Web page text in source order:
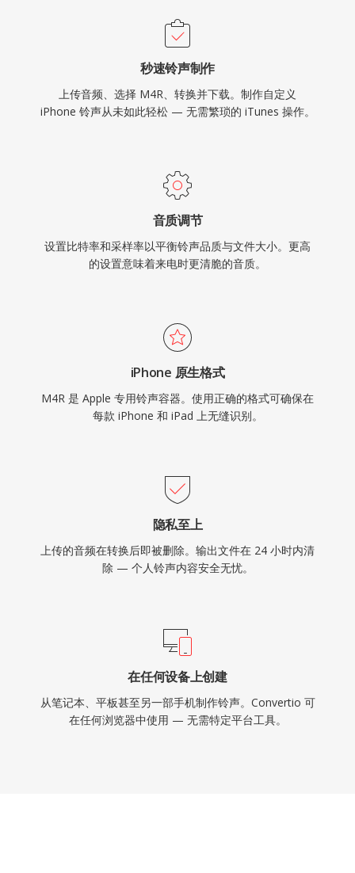
秒速铃声制作
上传音频、选择 M4R、转换并下载。制作自定义
iPhone 铃声从未如此轻松 — 无需繁琐的 iTunes 操作。
音质调节
设置比特率和采样率以平衡铃声品质与文件大小。更高
的设置意味着来电时更清脆的音质。
iPhone 原生格式
M4R 是 Apple 专用铃声容器。使用正确的格式可确保在
每款 iPhone 和 iPad 上无缝识别。
隐私至上
上传的音频在转换后即被删除。输出文件在 24 小时内清
除 — 个人铃声内容安全无忧。
在任何设备上创建
从笔记本、平板甚至另一部手机制作铃声。Convertio 可
在任何浏览器中使用 — 无需特定平台工具。